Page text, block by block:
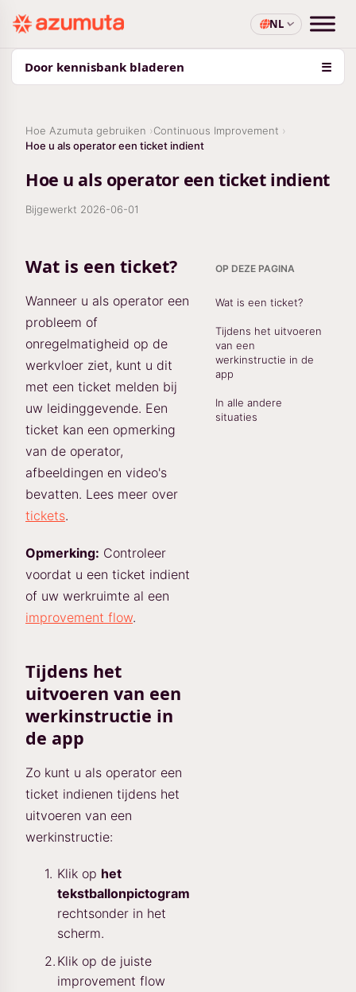
NL
Door kennisbank bladeren ☰
Hoe Azumuta gebruiken
Continuous Improvement
Hoe u als operator een ticket indient
Hoe u als operator een ticket indient
Bijgewerkt 2026-06-01
Wat is een ticket?
Wanneer u als operator een
probleem of
onregelmatigheid op de
werkvloer ziet, kunt u dit
met een ticket melden bij
uw leidinggevende. Een
ticket kan een opmerking
van de operator,
afbeeldingen en video's
bevatten. Lees meer over
tickets.
Opmerking: Controleer
voordat u een ticket indient
of uw werkruimte al een
improvement flow.
Tijdens het
uitvoeren van een
werkinstructie in
de app
Zo kunt u als operator een
ticket indienen tijdens het
uitvoeren van een
werkinstructie:
Klik op het
tekstballonpictogram
rechtsonder in het
scherm.
Klik op de juiste
improvement flow
OP DEZE PAGINA
Wat is een ticket?
Tijdens het uitvoeren
van een
werkinstructie in de
app
In alle andere
situaties